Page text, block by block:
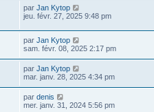
par Jan Kytop
jeu. févr. 27, 2025 9:48 pm
par Jan Kytop
sam. févr. 08, 2025 2:17 pm
par Jan Kytop
mar. janv. 28, 2025 4:34 pm
par denis
mer. janv. 31, 2024 5:56 pm